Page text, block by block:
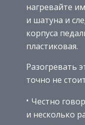
нагревайте
и шатуна и
корпуса
пластиковая.
Разогревать
точно не
Честно
и несколько